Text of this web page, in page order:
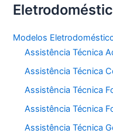
Modelos
Assistência Técnica
Assistência Técnica
Assistência Técnica
Assistência Técnica
Assistência Técnica